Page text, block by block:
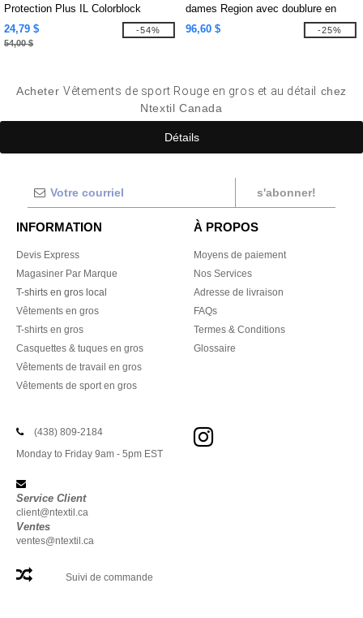
Protection Plus IL Colorblock
Quarter-Zip
24,79 $
54,00 $
-54%
dames Region avec doublure en
polaire
96,60 $ -25%
Acheter Vêtements de sport Rouge en gros et au détail
chez
Ntextil Canada
Détails
s'abonner!
INFORMATION
Devis Express
Magasiner Par Marque
T-shirts en gros local
Vêtements en gros
T-shirts en gros
Casquettes & tuques en gros
Vêtements de travail en gros
Vêtements de sport en gros
À PROPOS
Moyens de paiement
Nos Services
Adresse de livraison
FAQs
Termes & Conditions
Glossaire
(438) 809-2184
Monday to Friday 9am - 5pm EST
Service Client
client@ntextil.ca
Ventes
ventes@ntextil.ca
Suivi de commande